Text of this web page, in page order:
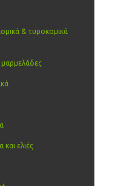
& τυροκομικά
μαρμελάδες
και ελιές